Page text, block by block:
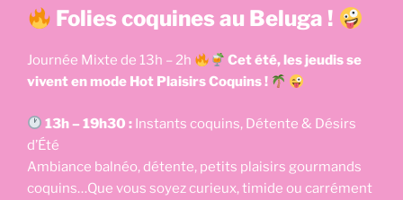
Folies coquines au Beluga !
Journée Mixte de 13h – 2h
Cet été, les jeudis se
vivent en mode Hot Plaisirs Coquins !
13h – 19h30 : Instants coquins, Détente & Désirs
d’Été
Ambiance balnéo, détente, petits plaisirs gourmands
coquins…Que vous soyez curieux, timide ou carrément